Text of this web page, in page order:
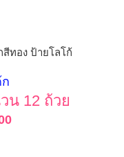
สีทอง ป้ายโลโก้
น 12 ถ้วย